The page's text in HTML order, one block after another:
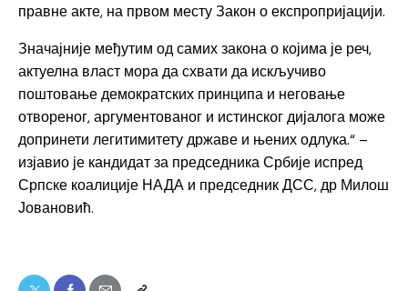
правне акте, на првом месту Закон о експропријацији.
Значајније међутим од самих закона о којима је реч,
актуелна власт мора да схвати да искључиво
поштовање демократских принципа и неговање
отвореног, аргументованог и истинског дијалога може
допринети легитимитету државе и њених одлука.“ –
изјавио је кандидат за председника Србије испред
Српске коалиције НАДА и председник ДСС, др Милош
Јовановић.